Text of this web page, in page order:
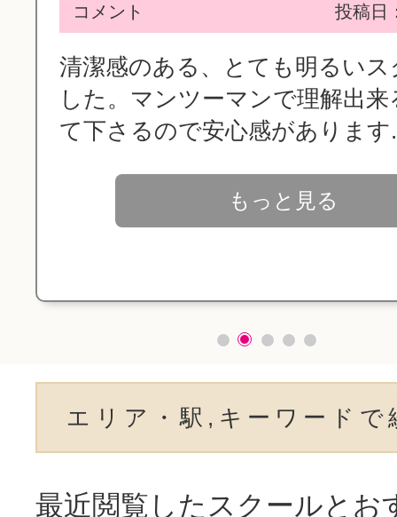
コメント 投稿日
清潔感のある、とても明るい
した。マンツーマンで理解出
て下さるので安心感があります
もっと見る
エリア・駅,キーワードで
最近閲覧したスクールとお